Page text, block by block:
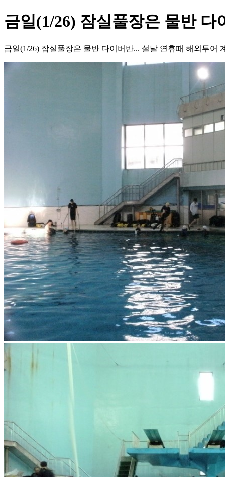
금일(1/26) 잠실풀장은 물반 다
금일(1/26) 잠실풀장은 물반 다이버반... 설날 연휴때 해외투어